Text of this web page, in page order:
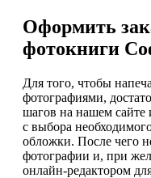
Оформить
фотокниги
Для того, чтобы
фотографиями,
шагов на нашем сайте
с выбора
обложки. После чего
фотографии и, при
онлайн-редактором